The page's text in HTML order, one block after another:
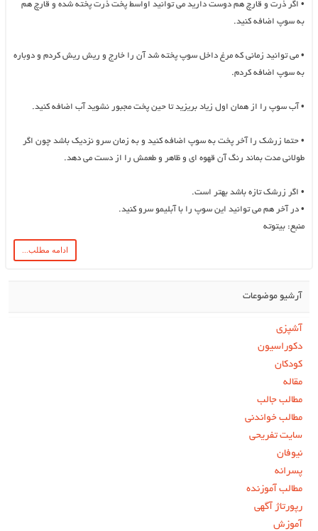
•اگر ذرت و قارچ هم دوست دارید می توانید اواسط پخت ذرت پخته شده و قارچ هم
به سوپ اضافه کنید.
•می توانید زمانی که مرغ داخل سوپ پخته شد آن را خارج و ریش ریش کردم و دوباره
به سوپ اضافه کردم.
•آب سوپ را از همان اول زیاد بریزید تا حین پخت مجبور نشوید آب اضافه کنید.
•حتما زرشک را آخر پخت به سوپ اضافه کنید و به زمان سرو نزدیک باشد چون اگر
طولانی مدت بماند رنگ آن قهوه ای و ظاهر و طعمش را از دست می دهد.
•اگر زرشک تازه باشد بهتر است.
•در آخر هم می توانید این سوپ را با آبلیمو سرو کنید.
منبع: بیتوته
ادامه مطلب...
آرشیو موضوعات
آشپزی
دکوراسیون
کودکان
مقاله
مطالب جالب
مطالب خواندنی
سایت تفریحی
نیوفان
پسرانه
مطالب آموزنده
رپورتاژ آگهی
آموزش